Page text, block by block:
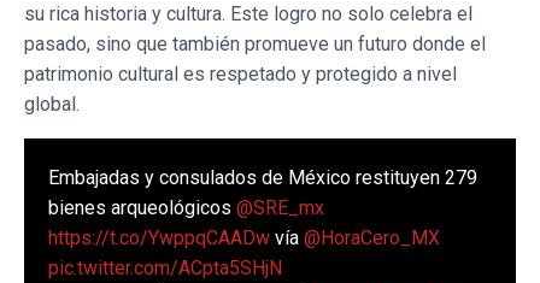
su rica historia y cultura. Este logro no solo celebra el
pasado, sino que también promueve un futuro donde el
patrimonio cultural es respetado y protegido a nivel
global.
Embajadas y consulados de México restituyen 279
bienes arqueológicos @SRE_mx
https://t.co/YwppqCAADw vía @HoraCero_MX
pic.twitter.com/ACpta5SHjN